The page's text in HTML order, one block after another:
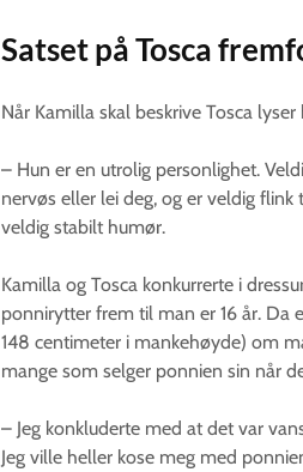
Satset på Tosca
Når Kamilla skal beskrive Tosca
– Hun er en utrolig personlighet.
nervøs eller lei deg, og er veldig
veldig stabilt humør.
Kamilla og Tosca konkurrerte i
ponnirytter frem til man er 16 år. Da
148 centimeter i mankehøyde) om
mange som selger ponnien sin når
– Jeg konkluderte med at det var
Jeg ville heller kose meg med